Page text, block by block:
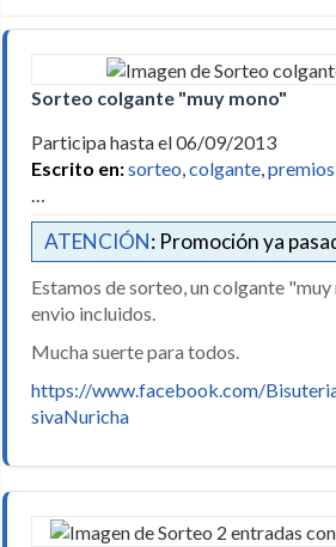
Sorteo colgante "muy mono"
Participa hasta el 06/09/2013
Escrito en:sorteo,colgante,premios
…
ATENCIÓN: Promoción ya
Estamos de sorteo, un colgante
envio incluidos.
Mucha suerte para todos.
https://www.facebook.com/
sivaNuricha